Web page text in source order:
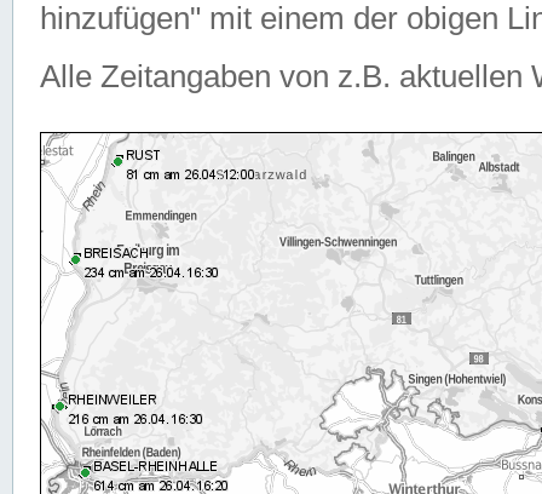
hinzufügen" mit einem der obigen
Alle Zeitangaben von z.B. aktuellen